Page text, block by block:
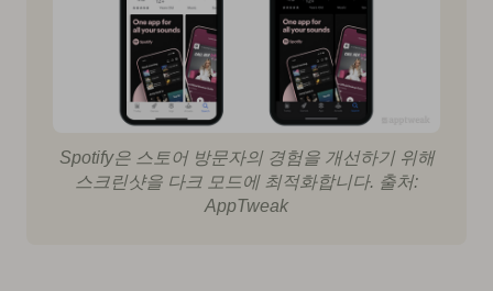
Spotify은 스토어 방문자의 경험을 개선하기 위해
스크린샷을 다크 모드에 최적화합니다. 출처:
AppTweak